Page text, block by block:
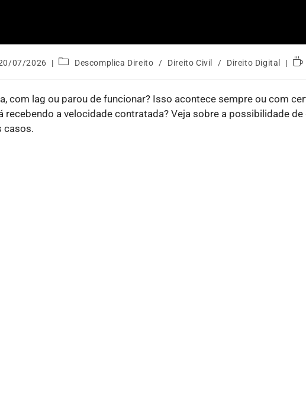
07/2026 Descomplica Direito / Direito Civil / Direito Digital
com lag ou parou de funcionar? Isso acontece sempre ou com
recebendo a velocidade contratada? Veja sobre a possibilidade
casos.